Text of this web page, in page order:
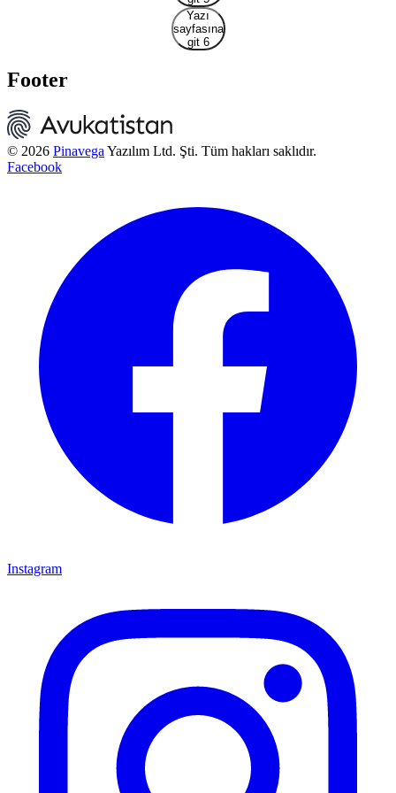
Yazı
sayfasına
git 6
Footer
© 2026 Pinavega Yazılım Ltd. Şti. Tüm hakları saklıdır.
Facebook
Instagram